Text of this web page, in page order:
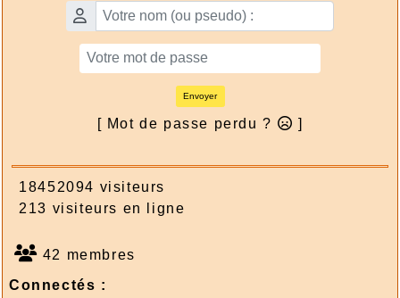
Envoyer
[ Mot de passe perdu ? ]
18452094 visiteurs
213 visiteurs en ligne
42 membres
Connectés :